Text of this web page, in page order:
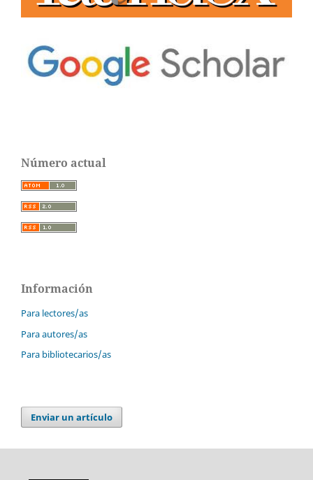
Número actual
Información
Para lectores/as
Para autores/as
Para bibliotecarios/as
Enviar un artículo